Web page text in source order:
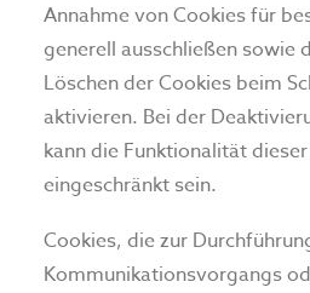
Annahme von Cookies für
generell ausschließen sowie
Löschen der Cookies beim
aktivieren. Bei der
kann die Funktionalität
eingeschränkt sein.
Cookies, die zur
Kommunikationsvorgangs